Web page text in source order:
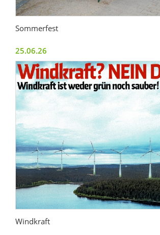
Sommerfest
25.06.26
Windkraft